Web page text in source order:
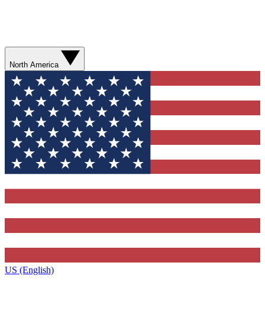
North America
US (English)